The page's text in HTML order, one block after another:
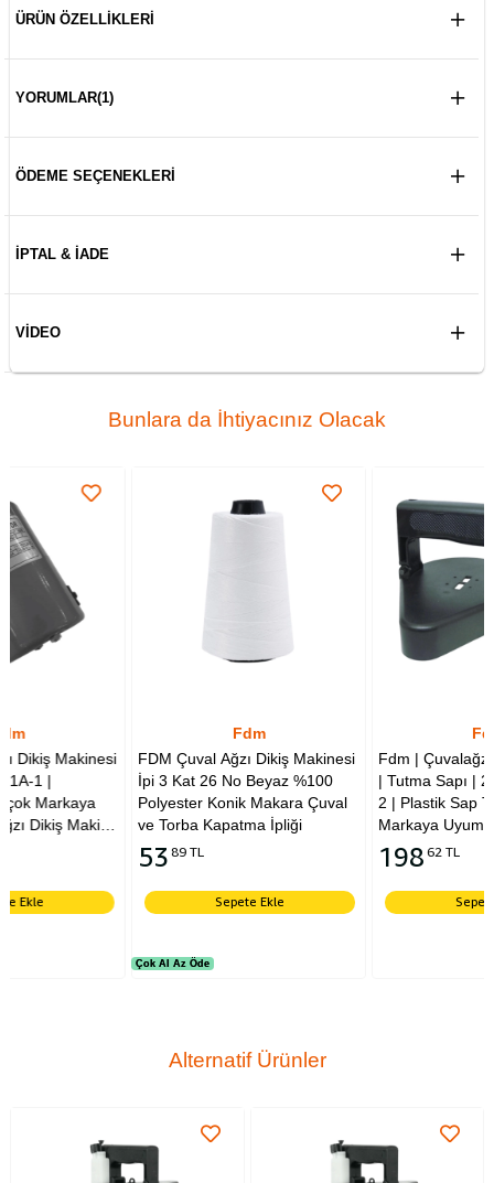
ÜRÜN ÖZELLIKLERI
YORUMLAR(1)
ÖDEME SEÇENEKLERI
İPTAL & İADE
VIDEO
Bunlara da İhtiyacınız Olacak
FDM Çuval Ağzı Dikiş Makinesi
İpi 3 Kat 26 No Beyaz %100
Polyester Konik Makara Çuval
ve Torba Kapatma İpliği
Sepete Ekle
Fdm | Çuvalağzı Dikiş Makinesi
| Tutma Sapı | 241024A | BC-1-
2 | Plastik Sap Takımı | Birçok
Markaya Uyumlu Çuvalağzı
Dikiş Makine Tutma Sapıdır |
Kingstar | Yuki | Newlong |
Moonstar | Shifeng
Sepete Ekle
Alternatif Ürünler